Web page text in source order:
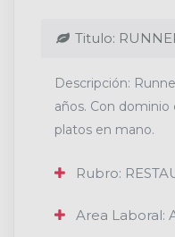
Titulo:
Descripción:
años. Con
platos en mano.
Rubro:
Area Laboral: